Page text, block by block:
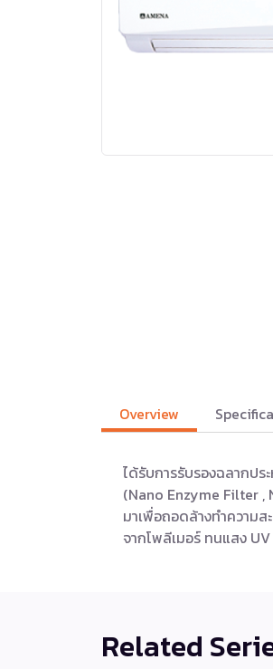
Overview
ได้รับการรับรองฉลากป
(Nano Enzyme Filter ,
มาเพื่อถอดล้างทำความ
จากโพลีเมอร์ ทนแสง
Related